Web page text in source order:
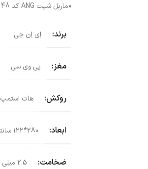
«ماربل شیت ANG کد 148» یه انتخاب عالی برای کساییه که کیفیت و قیمت براشون مهمه. سریع ببینش!
برند: اِی اِن جی
مغز: پی وی سی
روکش: هات استمپ
ابعاد: 280*122 سانتی‌ متر
ضخامت: 2.5 میلی متر